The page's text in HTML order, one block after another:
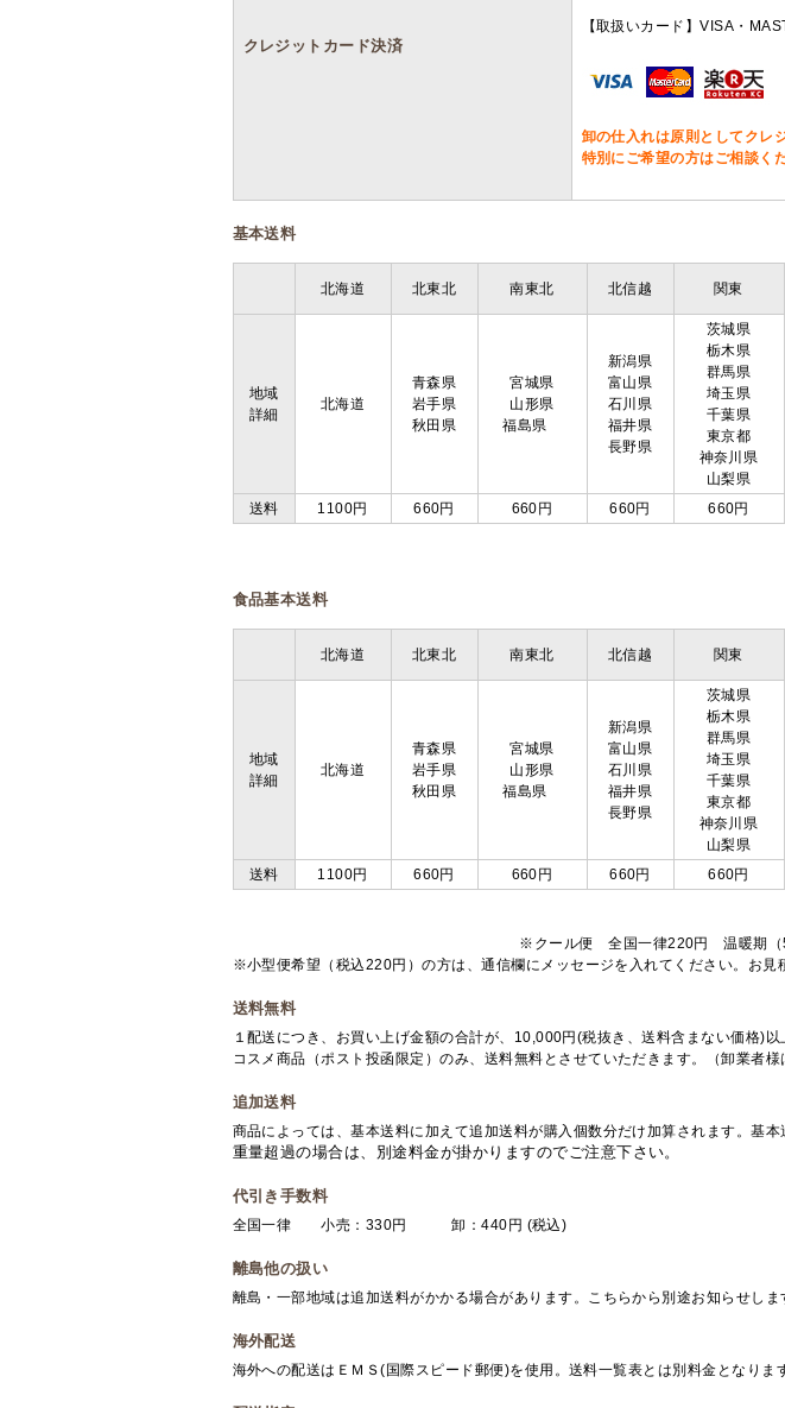
クレジットカード決済
【取扱いカード】VISA・
卸の仕入れは原則としてクレ
特別にご希望の方はご相談く
基本送料
北海道 北東北 南東北 北信越 関東
地域
詳細
北海道
青森県
岩手県
秋田県
宮城県
山形県
福島県
新潟県
富山県
石川県
福井県
長野県
茨城県
栃木県
群馬県
埼玉県
千葉県
東京都
神奈川県
山梨県
送料 1100円 660円 660円 660円 660円
食品基本送料
北海道 北東北 南東北 北信越 関東
地域
詳細
北海道
青森県
岩手県
秋田県
宮城県
山形県
福島県
新潟県
富山県
石川県
福井県
長野県
茨城県
栃木県
群馬県
埼玉県
千葉県
東京都
神奈川県
山梨県
送料 1100円 660円 660円 660円 660円
※クール便 全国一律220円 温暖期（
※小型便希望（税込220円）の方は、通信欄にメッセージを入れてください。お見
送料無料
１配送につき、お買い上げ金額の合計が、10,000円(税抜き、送料含まない価格)
コスメ商品（ポスト投函限定）のみ、送料無料とさせていただきます。（卸業者様
追加送料
商品によっては、基本送料に加えて追加送料が購入個数分だけ加算されます。基
重量超過の場合は、別途料金が掛かりますのでご注意下さい。
代引き手数料
全国一律 小売：330円 卸：440円 (税込)
離島他の扱い
離島・一部地域は追加送料がかかる場合があります。こちらから別途お知らせしま
海外配送
海外への配送はＥＭＳ(国際スピード郵便)を使用。送料一覧表とは別料金となりま